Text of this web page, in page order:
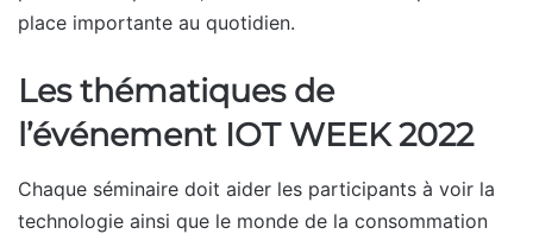
place importante au quotidien.
Les thématiques de
l’événement IOT WEEK 2022
Chaque séminaire doit aider les participants à voir la
technologie ainsi que le monde de la consommation